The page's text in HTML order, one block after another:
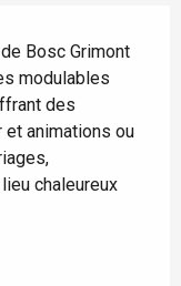
Bosc Grimont
modulables
des
et animations ou
chaleureux